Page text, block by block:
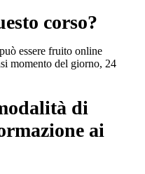
corso?
essere fruito online
momento del giorno, 24
di
ai